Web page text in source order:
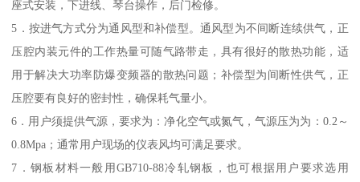
座式安装，下进线、琴台操作，后门检修。
5．按进气方式分为通风型和补偿型。通风型为不间断连续供气，正
压腔内装元件的工作热量可随气路带走，具有很好的散热功能，适
用于解决大功率防爆变频器的散热问题；补偿型为间断性供气，正
压腔要有良好的密封性，确保耗气量小。
6．用户须提供气源，要求为：净化空气或氮气，气源压为为：0.2～
0.8Mpa；通常用户现场的仪表风均可满足要求。
7．钢板材料一般用GB710-88冷轧钢板，也可根据用户要求选用